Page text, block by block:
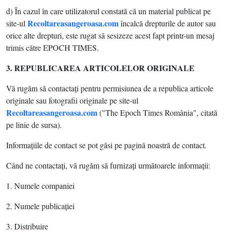
d) În cazul în care utilizatorul constată că un material publicat pe
site-ul Recoltareasangeroasa.comîncalcă drepturile de autor sau
orice alte drepturi, este rugat să sesizeze acest fapt printr-un mesaj
trimis către EPOCH TIMES.
3. REPUBLICAREA ARTICOLELOR ORIGINALE
Vă rugăm să contactaţi pentru permisiunea de a republica articole
originale sau fotografii originale pe site-ul
Recoltareasangeroasa.com("The Epoch Times România", citată
pe linie de sursa).
Informaţiile de contact se pot găsi pe pagină noastră de contact.
Când ne contactaţi, vă rugăm să furnizaţi următoarele informaţii:
1. Numele companiei
2. Numele publicaţiei
3. Distribuire